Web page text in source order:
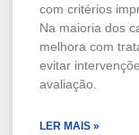
com critérios
Na maioria dos
melhora com
evitar
avaliação.
LER MAIS »